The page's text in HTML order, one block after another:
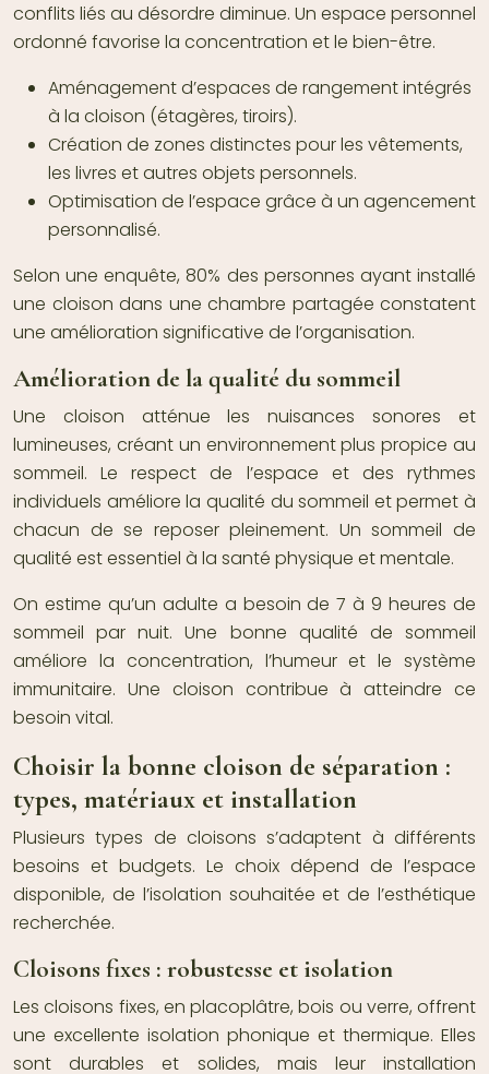
conflits liés au désordre diminue. Un espace personnel
ordonné favorise la concentration et le bien-être.
Aménagement d’espaces de rangement intégrés
à la cloison (étagères, tiroirs).
Création de zones distinctes pour les vêtements,
les livres et autres objets personnels.
Optimisation de l’espace grâce à un agencement
personnalisé.
Selon une enquête, 80% des personnes ayant installé
une cloison dans une chambre partagée constatent
une amélioration significative de l’organisation.
Amélioration de la qualité du sommeil
Une cloison atténue les nuisances sonores et
lumineuses, créant un environnement plus propice au
sommeil. Le respect de l’espace et des rythmes
individuels améliore la qualité du sommeil et permet à
chacun de se reposer pleinement. Un sommeil de
qualité est essentiel à la santé physique et mentale.
On estime qu’un adulte a besoin de 7 à 9 heures de
sommeil par nuit. Une bonne qualité de sommeil
améliore la concentration, l’humeur et le système
immunitaire. Une cloison contribue à atteindre ce
besoin vital.
Choisir la bonne cloison de séparation :
types, matériaux et installation
Plusieurs types de cloisons s’adaptent à différents
besoins et budgets. Le choix dépend de l’espace
disponible, de l’isolation souhaitée et de l’esthétique
recherchée.
Cloisons fixes : robustesse et isolation
Les cloisons fixes, en placoplâtre, bois ou verre, offrent
une excellente isolation phonique et thermique. Elles
sont durables et solides, mais leur installation